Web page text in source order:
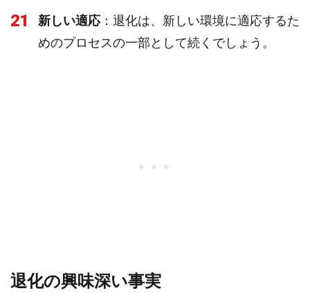
21 新しい適応：退化は、新しい環境に適応するた
めのプロセスの一部として続くでしょう。
退化の興味深い事実